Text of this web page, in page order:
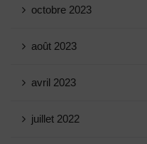
octobre 2023
août 2023
avril 2023
juillet 2022